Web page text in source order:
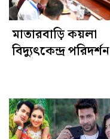
মাতারবাড়ি কয়লা
বিদ্যুৎকেন্দ্র পরিদর্শন